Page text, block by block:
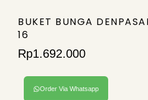
BUKET BUNGA
16
Rp1.692.000
Order Via Whatsapp